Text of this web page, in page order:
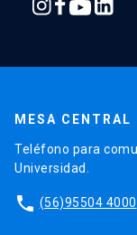
MESA CENTRAL
Teléfono para
Universidad.
phone (56)95504 4000